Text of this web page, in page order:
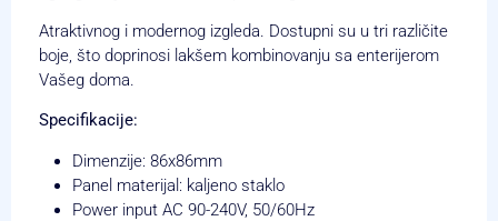
Atraktivnog i modernog izgleda. Dostupni su u tri različite
boje, što doprinosi lakšem kombinovanju sa enterijerom
Vašeg doma.
Specifikacije:
Dimenzije: 86x86mm
Panel materijal: kaljeno staklo
Power input AC 90-240V, 50/60Hz